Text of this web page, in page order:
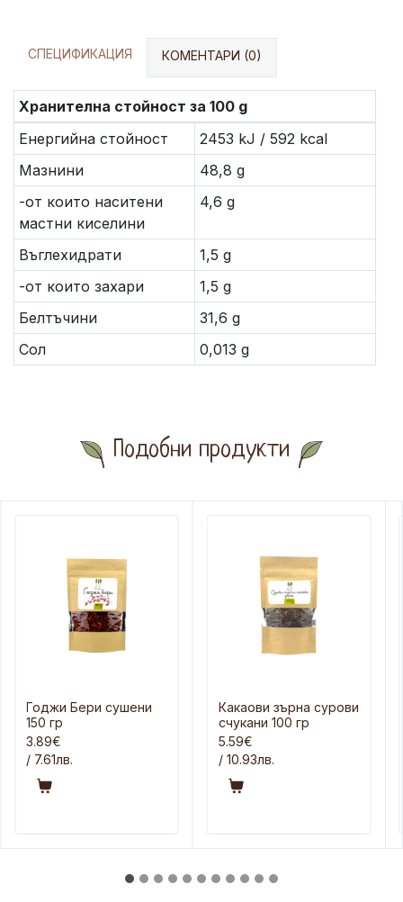
СПЕЦИФИКАЦИЯ КОМЕНТАРИ (0)
Хранителна стойност за 100 g
Енергийна стойност
2453 kJ / 592 kcal
Мазнини
48,8 g
-от които наситени
мастни киселини
4,6 g
Въглехидрати
1,5 g
-от които захари
1,5 g
Белтъчини
31,6 g
Сол
0,013 g
Подобни продукти
Годжи Бери сушени
150 гр
3.89€
/ 7.61лв.
Какаови зърна сурови
счукани 100 гр
5.59€
/ 10.93лв.